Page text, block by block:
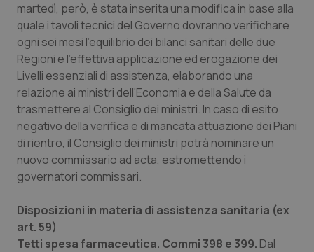
martedì, però, è stata inserita una modifica in base alla
quale i tavoli tecnici del Governo dovranno verifichare
ogni sei mesi l'equilibrio dei bilanci sanitari delle due
Regioni e l'effettiva applicazione ed erogazione dei
Livelli essenziali di assistenza, elaborando una
relazione ai ministri dell'Economia e della Salute da
trasmettere al Consiglio dei ministri. In caso di esito
negativo della verifica e di mancata attuazione dei Piani
di rientro, il Consiglio dei ministri potrà nominare un
nuovo commissario ad acta, estromettendo i
governatori commissari.
Disposizioni in materia di assistenza sanitaria (ex
art. 59)
Tetti spesa farmaceutica. Commi 398 e 399. Dal
CookieScriptConsent
CookieScript